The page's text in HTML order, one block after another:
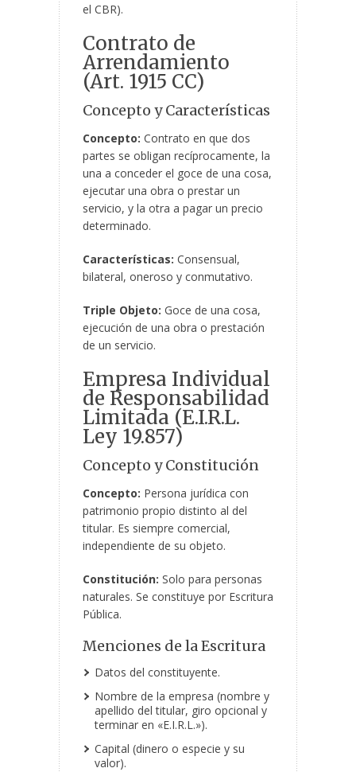
el CBR).
Contrato de
Arrendamiento
(Art. 1915 CC)
Concepto y Características
Concepto: Contrato en que dos
partes se obligan recíprocamente, la
una a conceder el goce de una cosa,
ejecutar una obra o prestar un
servicio, y la otra a pagar un precio
determinado.
Características: Consensual,
bilateral, oneroso y conmutativo.
Triple Objeto: Goce de una cosa,
ejecución de una obra o prestación
de un servicio.
Empresa Individual
de Responsabilidad
Limitada (E.I.R.L.
Ley 19.857)
Concepto y Constitución
Concepto: Persona jurídica con
patrimonio propio distinto al del
titular. Es siempre comercial,
independiente de su objeto.
Constitución: Solo para personas
naturales. Se constituye por Escritura
Pública.
Menciones de la Escritura
Datos del constituyente.
Nombre de la empresa (nombre y
apellido del titular, giro opcional y
terminar en «E.I.R.L.»).
Capital (dinero o especie y su
valor).